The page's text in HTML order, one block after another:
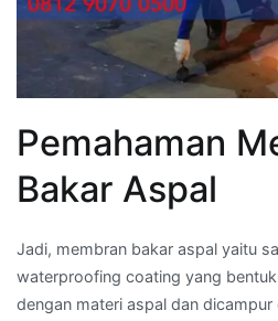
Pemahaman
Bakar Aspal
Jadi, membran bakar aspal yaitu
waterproofing coating yang
dengan materi aspal dan